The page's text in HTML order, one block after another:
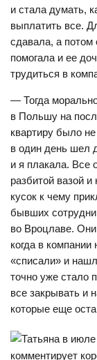
и стала думать,
выплатить все.
сдавала, а потом
помогала и ее
трудиться в
— Тогда
в Польшу на
квартиру было
в один день шел
и я плакала. Все
разбитой вазой
кусок к чему
бывших
во Вроцлаве.
когда в
«списали» и
точно уже стало
все закрывать и
которые еще